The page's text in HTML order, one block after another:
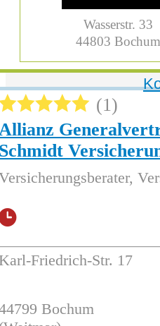
Wasserstr. 33
44803 Bochum
1
Friedrich-Str. 17
Bochum